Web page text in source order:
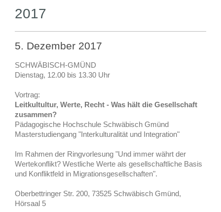
2017
5. Dezember 2017
SCHWÄBISCH-GMÜND
Dienstag, 12.00 bis 13.30 Uhr
Vortrag:
Leitkultultur, Werte, Recht - Was hält die Gesellschaft
zusammen?
Pädagogische Hochschule Schwäbisch Gmünd
Masterstudiengang "Interkulturalität und Integration"
Im Rahmen der Ringvorlesung "Und immer währt der
Wertekonflikt? Westliche Werte als gesellschaftliche Basis
und Konfliktfeld in Migrationsgesellschaften".
Oberbettringer Str. 200, 73525 Schwäbisch Gmünd,
Hörsaal 5